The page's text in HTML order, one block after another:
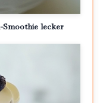
lecker